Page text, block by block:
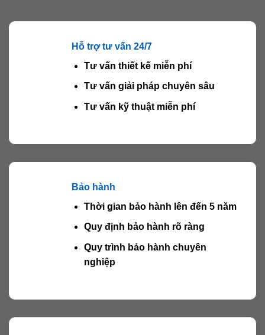
Hỗ trợ tư vấn 24/7
Tư vấn thiết kế miễn phí
Tư vấn giải pháp chuyên sâu
Tư vấn kỹ thuật miễn phí
Bảo hành
Thời gian bảo hành lên đến 5 năm
Quy định bảo hành rõ ràng
Quy trình bảo hành chuyên
nghiệp